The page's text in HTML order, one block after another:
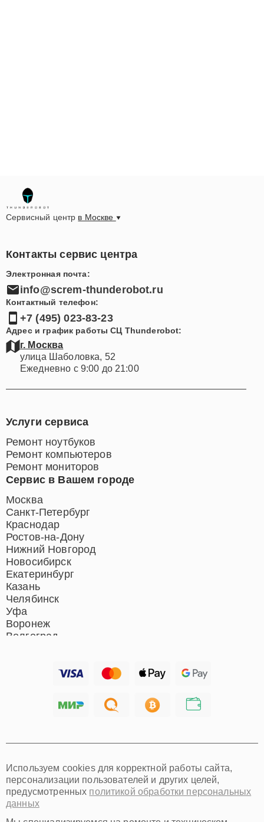
Сервисный центр в Москве
Контакты сервис центра
Электронная почта:
info@screm-thunderobot.ru
Контактный телефон:
+7 (495) 023-83-23
Адрес и график работы СЦ Thunderobot:
г. Москва
улица Шаболовка, 52
Ежедневно с 9:00 до 21:00
Сервис в Вашем городе
Москва
Санкт-Петербург
Краснодар
Ростов-на-Дону
Нижний Новгород
Новосибирск
Екатеринбург
Казань
Челябинск
Уфа
Воронеж
Волгоград
Хабаровск
Омск
Красноярск
Пермь
Ульяновск
Услуги сервиса
Ремонт ноутбуков
Ремонт компьютеров
Ремонт мониторов
Используем cookies для корректной работы сайта,
персонализации пользователей и других целей,
предусмотренных политикой обработки персональных
данных